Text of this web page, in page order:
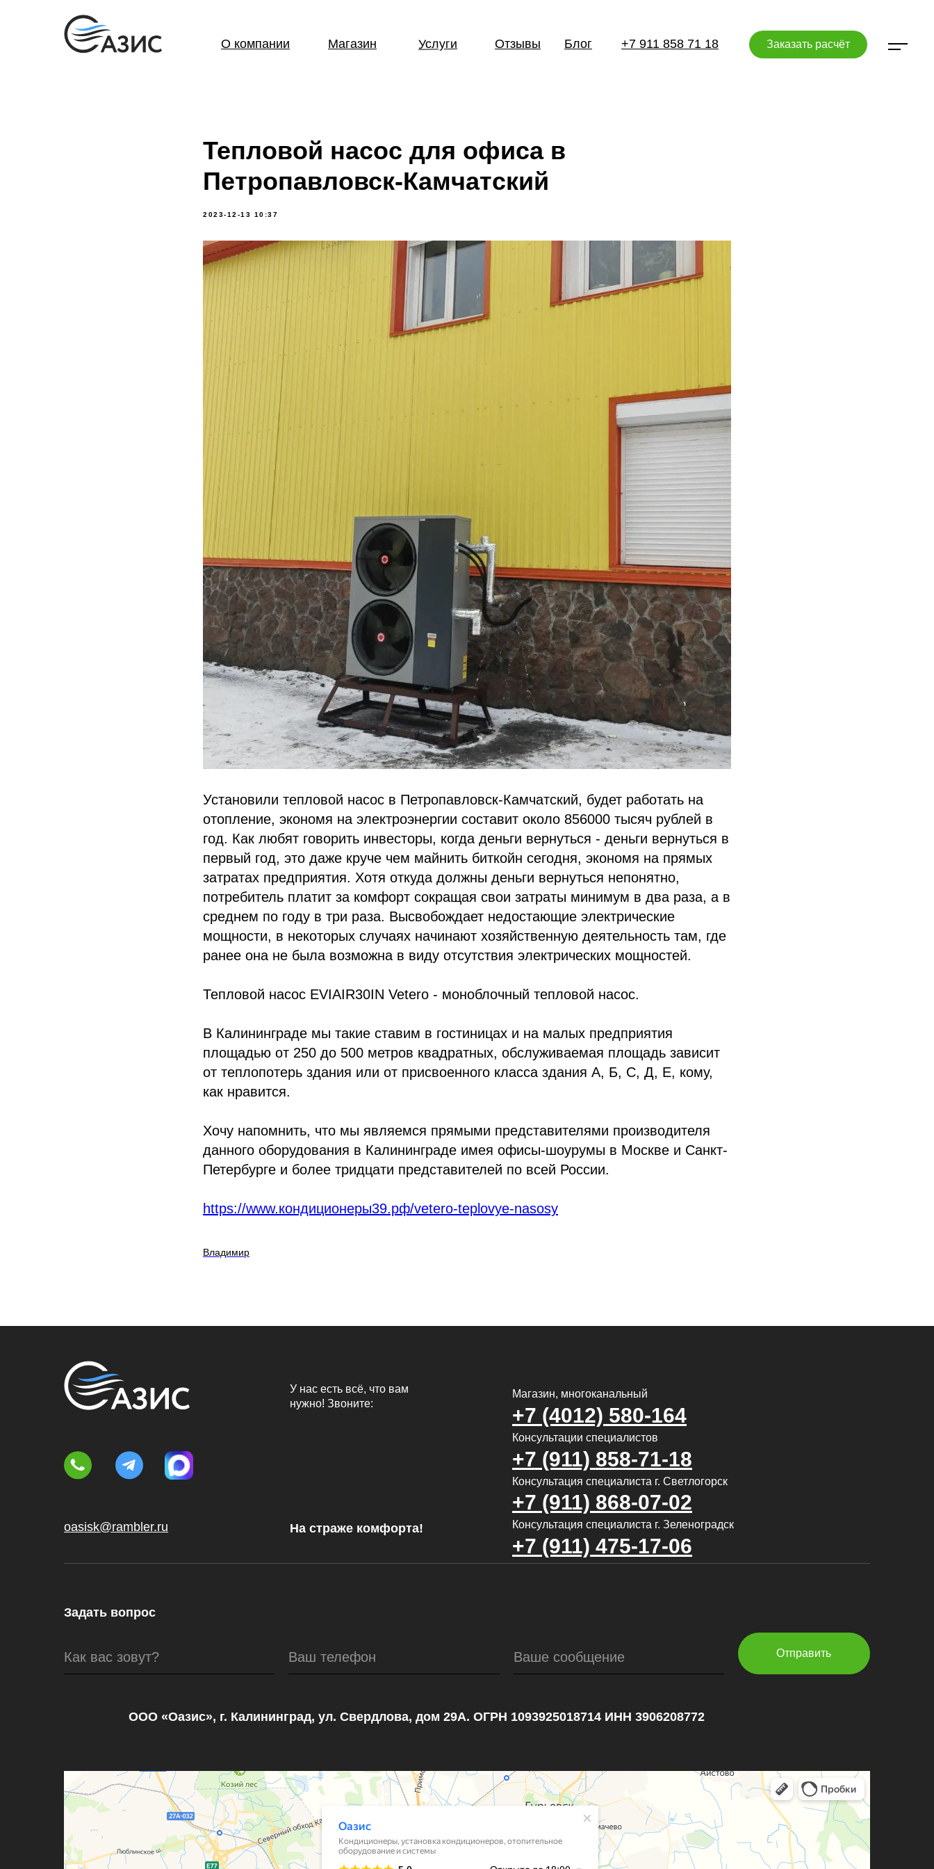
Услуги
О компании +7 911 858 71 18 Заказать расчёт
Отзывы
Магазин Блог
Тепловой насос для офиса в
Петропавловск-Камчатский
2023-12-13 10:37
Установили тепловой насос в Петропавловск-Камчатский, будет работать на
отопление, экономя на электроэнергии составит около 856000 тысяч рублей в
год. Как любят говорить инвесторы, когда деньги вернуться - деньги вернуться в
первый год, это даже круче чем майнить биткойн сегодня, экономя на прямых
затратах предприятия. Хотя откуда должны деньги вернуться непонятно,
потребитель платит за комфорт сокращая свои затраты минимум в два раза, а в
среднем по году в три раза. Высвобождает недостающие электрические
мощности, в некоторых случаях начинают хозяйственную деятельность там, где
ранее она не была возможна в виду отсутствия электрических мощностей.
Тепловой насос EVIAIR30IN Vetero - моноблочный тепловой насос.
В Калининграде мы такие ставим в гостиницах и на малых предприятия
площадью от 250 до 500 метров квадратных, обслуживаемая площадь зависит
от теплопотерь здания или от присвоенного класса здания А, Б, С, Д, Е, кому,
как нравится.
Хочу напомнить, что мы являемся прямыми представителями производителя
данного оборудования в Калининграде имея офисы-шоурумы в Москве и Санкт-
Петербурге и более тридцати представителей по всей России.
https://www.кондиционеры39.рф/vetero-teplovye-nasosy
Владимир
Как вас зовут? Ваш телефон Ваше сообщение Отправить
oasisk@rambler.ru
У нас есть всё, что вам
нужно! Звоните:
На страже комфорта!
Магазин, многоканальный
Консультация специалиста г. Светлогорск
Консультация специалиста г. Зеленоградск
Консультации специалистов
+7 (911) 858-71-18
+7 (911) 475-17-06
+7 (911) 868-07-02
+7 (4012) 580-164
Задать вопрос
ООО «Оазис», г. Калининград, ул. Свердлова, дом 29А. ОГРН 1093925018714 ИНН 3906208772